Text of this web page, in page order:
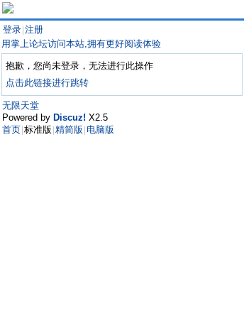
登录 注册
用掌上论坛访问本站,拥有更好阅读体验
抱歉，您尚未登录，无法进行此操作
点击此链接进行跳转
无限天堂
Powered by Discuz! X2.5
首页 标准版 精简版 电脑版